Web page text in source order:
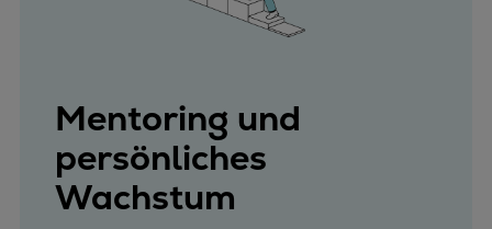
Mentoring und
persönliches
Wachstum